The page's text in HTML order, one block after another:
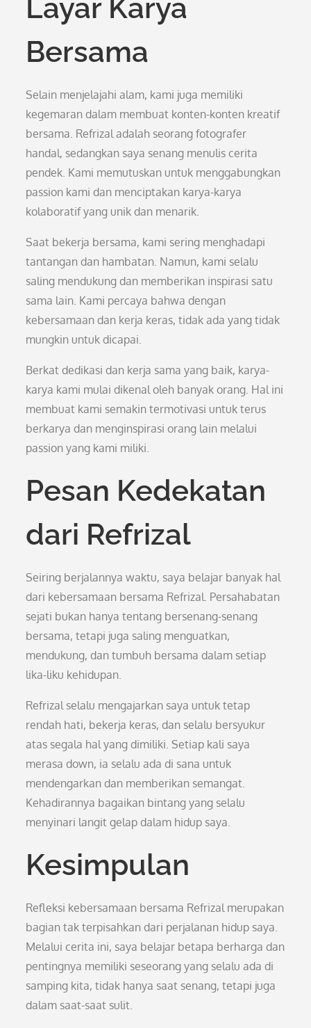
Layar Karya
Bersama
Selain menjelajahi alam, kami juga memiliki
kegemaran dalam membuat konten-konten kreatif
bersama. Refrizal adalah seorang fotografer
handal, sedangkan saya senang menulis cerita
pendek. Kami memutuskan untuk menggabungkan
passion kami dan menciptakan karya-karya
kolaboratif yang unik dan menarik.
Saat bekerja bersama, kami sering menghadapi
tantangan dan hambatan. Namun, kami selalu
saling mendukung dan memberikan inspirasi satu
sama lain. Kami percaya bahwa dengan
kebersamaan dan kerja keras, tidak ada yang tidak
mungkin untuk dicapai.
Berkat dedikasi dan kerja sama yang baik, karya-
karya kami mulai dikenal oleh banyak orang. Hal ini
membuat kami semakin termotivasi untuk terus
berkarya dan menginspirasi orang lain melalui
passion yang kami miliki.
Pesan Kedekatan
dari Refrizal
Seiring berjalannya waktu, saya belajar banyak hal
dari kebersamaan bersama Refrizal. Persahabatan
sejati bukan hanya tentang bersenang-senang
bersama, tetapi juga saling menguatkan,
mendukung, dan tumbuh bersama dalam setiap
lika-liku kehidupan.
Refrizal selalu mengajarkan saya untuk tetap
rendah hati, bekerja keras, dan selalu bersyukur
atas segala hal yang dimiliki. Setiap kali saya
merasa down, ia selalu ada di sana untuk
mendengarkan dan memberikan semangat.
Kehadirannya bagaikan bintang yang selalu
menyinari langit gelap dalam hidup saya.
Kesimpulan
Refleksi kebersamaan bersama Refrizal merupakan
bagian tak terpisahkan dari perjalanan hidup saya.
Melalui cerita ini, saya belajar betapa berharga dan
pentingnya memiliki seseorang yang selalu ada di
samping kita, tidak hanya saat senang, tetapi juga
dalam saat-saat sulit.